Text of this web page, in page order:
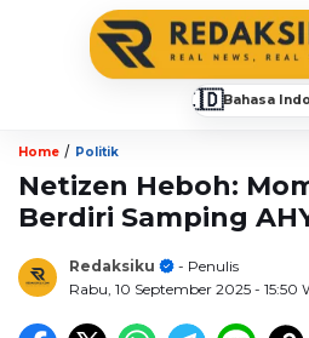
🇮🇩Bahasa
Home / Politik
Netizen Heboh:
Berdiri Samping
Redaksiku
- Penulis
Rabu, 10 September 2025 - 15:50